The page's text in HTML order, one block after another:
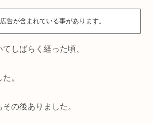
告が含まれている事があります。
しばらく経った頃、
。
の後ありました。